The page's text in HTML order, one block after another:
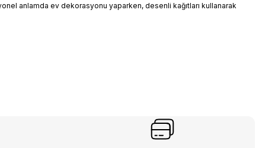
anlamda ev dekorasyonu yaparken, desenli kağıtları kullanarak